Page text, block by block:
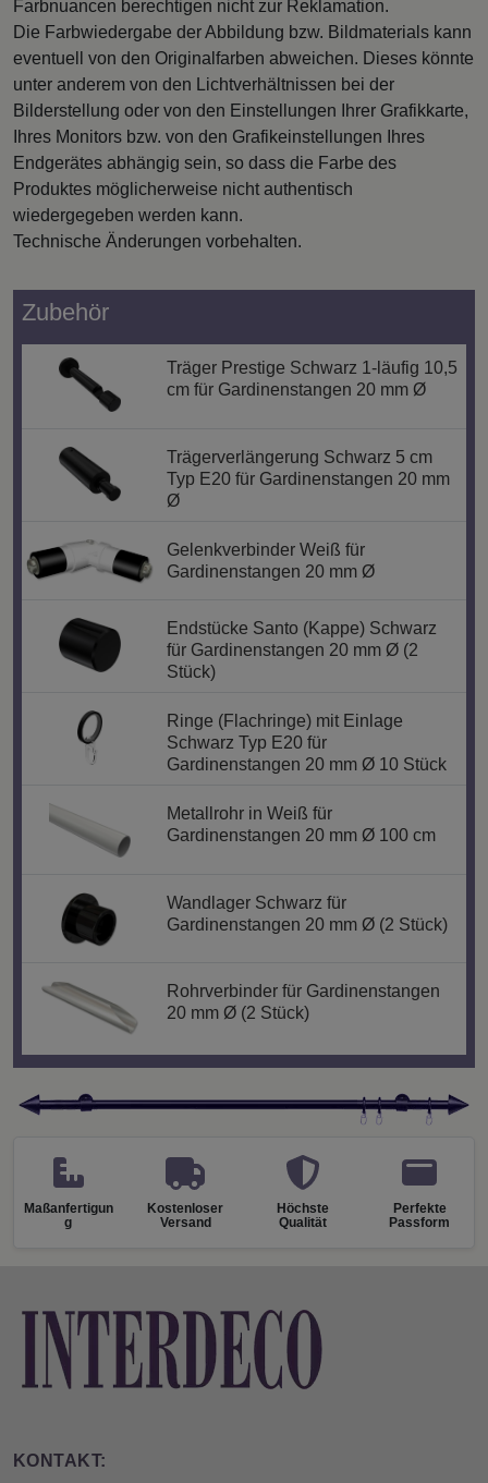
Farbnuancen berechtigen nicht zur Reklamation.
Die Farbwiedergabe der Abbildung bzw. Bildmaterials kann
eventuell von den Originalfarben abweichen. Dieses könnte
unter anderem von den Lichtverhältnissen bei der
Bilderstellung oder von den Einstellungen Ihrer Grafikkarte,
Ihres Monitors bzw. von den Grafikeinstellungen Ihres
Endgerätes abhängig sein, so dass die Farbe des
Produktes möglicherweise nicht authentisch
wiedergegeben werden kann.
Technische Änderungen vorbehalten.
Zubehör
Träger Prestige Schwarz 1-läufig 10,5
cm für Gardinenstangen 20 mm Ø
Trägerverlängerung Schwarz 5 cm
Typ E20 für Gardinenstangen 20 mm
Ø
Gelenkverbinder Weiß für
Gardinenstangen 20 mm Ø
Endstücke Santo (Kappe) Schwarz
für Gardinenstangen 20 mm Ø (2
Stück)
Ringe (Flachringe) mit Einlage
Schwarz Typ E20 für
Gardinenstangen 20 mm Ø 10 Stück
Metallrohr in Weiß für
Gardinenstangen 20 mm Ø 100 cm
Wandlager Schwarz für
Gardinenstangen 20 mm Ø (2 Stück)
Rohrverbinder für Gardinenstangen
20 mm Ø (2 Stück)
Maßanfertigun
g
Kostenloser
Versand
Höchste
Qualität
Perfekte
Passform
KONTAKT: